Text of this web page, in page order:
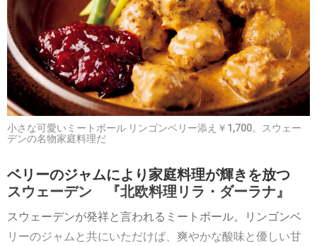
小さな可愛いミートボール リンゴンベリー添え￥1,700。スウェー
デンの名物家庭料理だ
ベリーのジャムにより家庭料理が輝きを放つ
スウェーデン 『北欧料理リラ・ダーラナ』
スウェーデンが発祥と言われるミートボール。リンゴンベ
リーのジャムと共にいただけば、爽やかな酸味と優しい甘